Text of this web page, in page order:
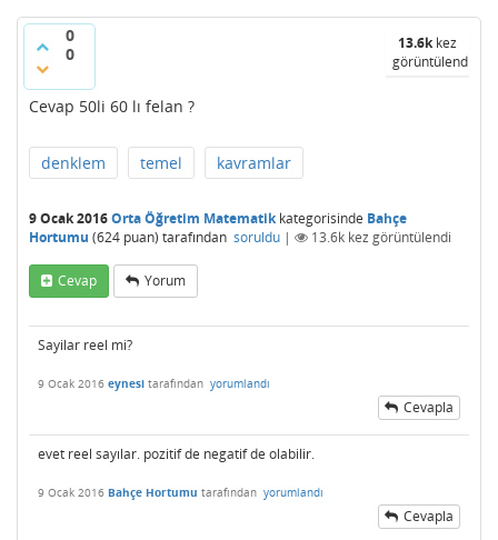
0
0
13.6kkez
görüntülendi
Cevap 50li 60 lı felan ?
denklem temel kavramlar
9 Ocak 2016Orta Öğretim Matematikkategorisinde Bahçe
Hortumu (624 puan) tarafından soruldu | 13.6k kez görüntülendi
Cevap Yorum
Sayilar reel mi?
9 Ocak 2016 eynesi tarafından yorumlandı
Cevapla
evet reel sayılar. pozitif de negatif de olabilir.
9 Ocak 2016 Bahçe Hortumu tarafından yorumlandı
Cevapla